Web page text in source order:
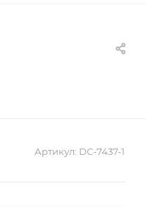
Артикул: DC-7437-1